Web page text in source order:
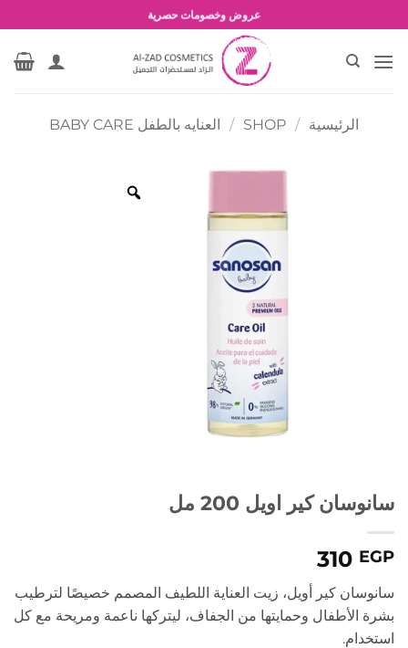
للمحتوى
شحن مجاني للطلبات بقيمة 1500 جنية أو أكثر
عروض وخصومات حصرية
الرئيسية /
SHOP
/ العنايه بالطفل BABY CARE
سانوسان كير اويل 200 مل
310 EGP
سانوسان كير أويل، زيت العناية اللطيف المصمم خصيصًا لترطيب
بشرة الأطفال وحمايتها من الجفاف، ليتركها ناعمة ومريحة مع كل
استخدام.